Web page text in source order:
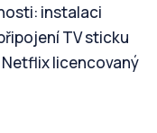
instalaci
TV sticku
Netflix licencovaný